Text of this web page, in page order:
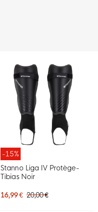
-15%
Stanno Liga IV Protège-
Tibias Noir
16,99 € 20,00 €